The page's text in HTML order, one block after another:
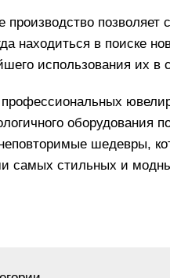
производство
находиться в поиске
использования их
оборудования
шедевры,
самых стильных и